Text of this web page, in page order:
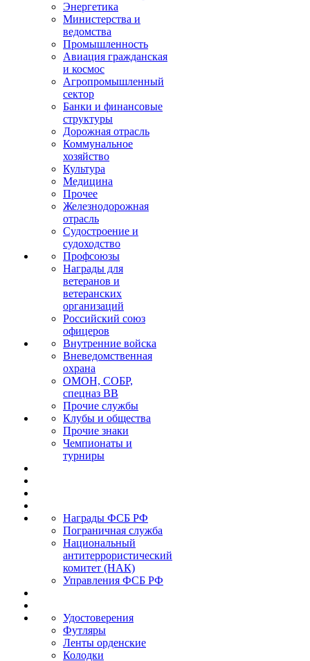
Энергетика
Министерства и
ведомства
Промышленность
Авиация гражданская
и космос
Агропромышленный
сектор
Банки и финансовые
структуры
Дорожная отрасль
Коммунальное
хозяйство
Культура
Медицина
Прочее
Железнодорожная
отрасль
Судостроение и
судоходство
Профсоюзы
Награды для
ветеранов и
ветеранских
организаций
Российский союз
офицеров
Внутренние войска
Вневедомственная
охрана
ОМОН, СОБР,
спецназ ВВ
Прочие службы
Клубы и общества
Прочие знаки
Чемпионаты и
турниры
Награды ФСБ РФ
Пограничная служба
Национальный
антитеррористический
комитет (НАК)
Управления ФСБ РФ
Удостоверения
Футляры
Ленты орденские
Колодки